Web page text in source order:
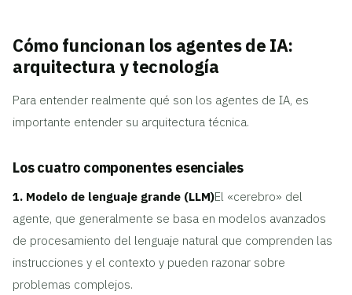
Cómo funcionan los agentes de IA:
arquitectura y tecnología
Para entender realmente qué son los agentes de IA, es
importante entender su arquitectura técnica.
Los cuatro componentes esenciales
1. Modelo de lenguaje grande (LLM)El «cerebro» del
agente, que generalmente se basa en modelos avanzados
de procesamiento del lenguaje natural que comprenden las
instrucciones y el contexto y pueden razonar sobre
problemas complejos.